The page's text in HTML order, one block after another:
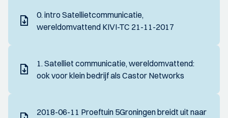
0. intro Satellietcommunicatie,
wereldomvattend KIVI-TC 21-11-2017
1. Satelliet communicatie, wereldomvattend:
ook voor klein bedrijf als Castor Networks
2018-06-11 Proeftuin 5Groningen breidt uit naar